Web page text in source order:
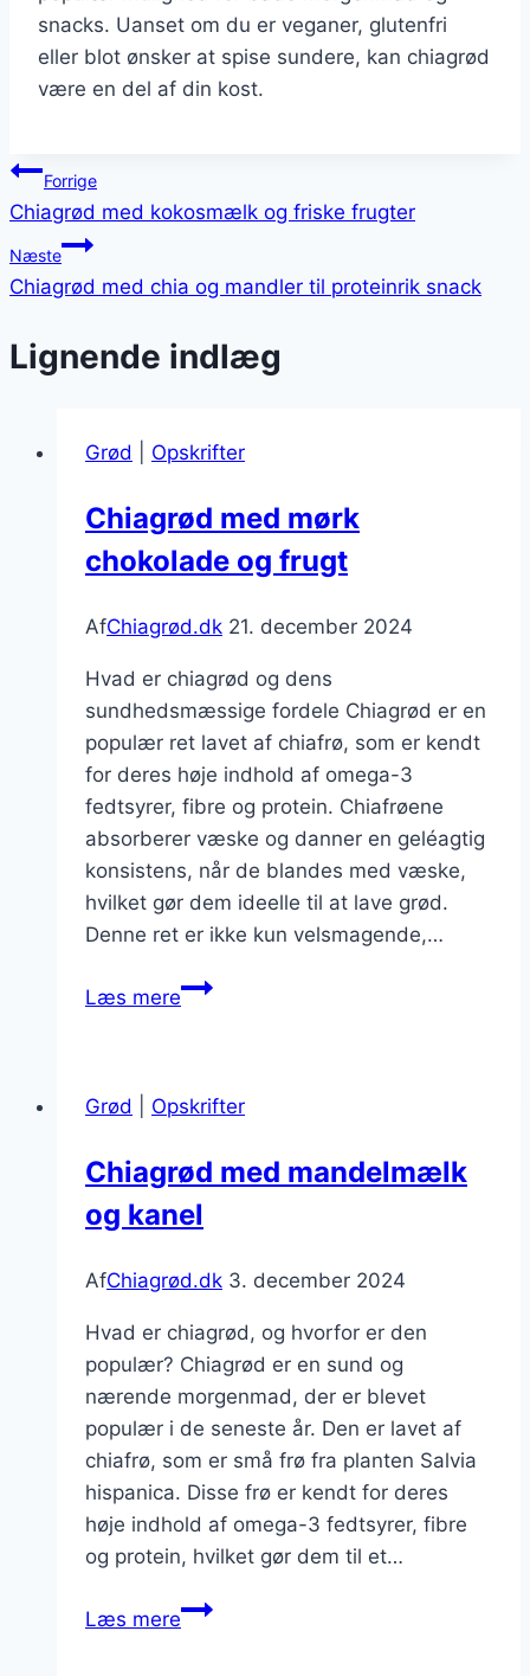
snacks. Uanset om du er veganer, glutenfri
eller blot ønsker at spise sundere, kan chiagrød
være en del af din kost.
Indlægsnavigation
Forrige
Chiagrød med kokosmælk og friske frugter
Næste
Chiagrød med chia og mandler til proteinrik snack
Lignende indlæg
Grød Opskrifter
Chiagrød med mørk
chokolade og frugt
AfChiagrød.dk 21. december 2024
Hvad er chiagrød og dens
sundhedsmæssige fordele Chiagrød er en
populær ret lavet af chiafrø, som er kendt
for deres høje indhold af omega-3
fedtsyrer, fibre og protein. Chiafrøene
absorberer væske og danner en geléagtig
konsistens, når de blandes med væske,
hvilket gør dem ideelle til at lave grød.
Denne ret er ikke kun velsmagende,…
Læs mereChiagrød
og
Grød Opskrifter
Chiagrød med mandelmælk
og kanel
AfChiagrød.dk 3. december 2024
Hvad er chiagrød, og hvorfor er den
populær? Chiagrød er en sund og
nærende morgenmad, der er blevet
populær i de seneste år. Den er lavet af
chiafrø, som er små frø fra planten Salvia
hispanica. Disse frø er kendt for deres
høje indhold af omega-3 fedtsyrer, fibre
og protein, hvilket gør dem til et…
Læs mereChiagrød